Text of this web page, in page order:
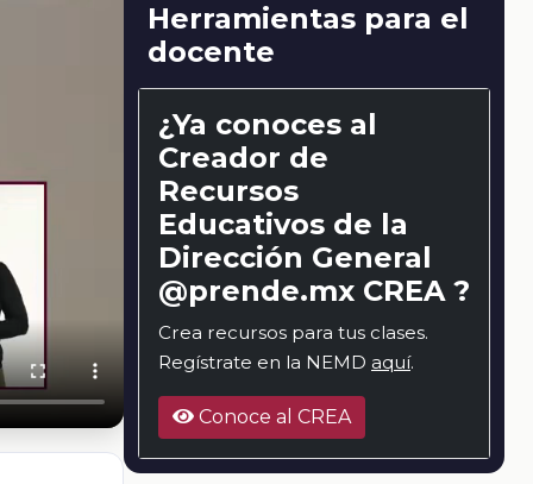
Herramientas para el
docente
¿Ya conoces al
Creador de
Recursos
Educativos de la
Dirección General
@prende.mx CREA ?
Crea recursos para tus clases.
Regístrate en la NEMD aquí.
Conoce al CREA